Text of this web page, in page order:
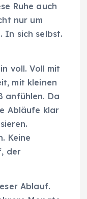
Ruhe auch
nur um
In sich selbst.
voll. Voll mit
mit kleinen
anfühlen. Da
Abläufe klar
Keine
der
Ablauf.